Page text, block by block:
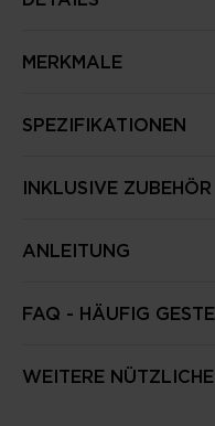
MERKMALE
SPEZIFIKATIONEN
INKLUSIVE ZUBEHÖR
ANLEITUNG
FAQ - HÄUFIG
WEITERE